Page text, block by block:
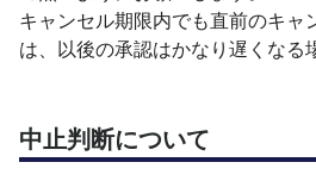
キャンセル期限内でも直前のキャ
は、以後の承認はかなり遅くなる
中止判断について